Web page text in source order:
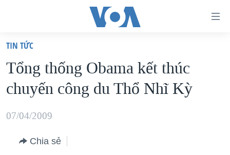
truy
cập
Tới
dung
chính
VIỆT NAM
HOA KỲ
BIỂN ĐÔNG
BLOG
TIN TỨC
Tổng thống Obama kết thúc
chuyến công du Thổ Nhĩ Kỳ
07/04/2009
Chia sẻ